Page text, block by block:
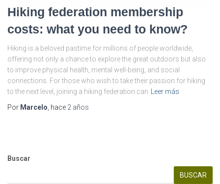
Hiking federation membership
costs: what you need to know?
Hiking is a beloved pastime for millions of people worldwide,
offering not only a chance to explore the great outdoors but also
to improve physical health, mental well-being, and social
connections. For those who wish to take their passion for hiking
to the next level, joining a hiking federation can
Leer más
Por Marcelo , hace 2 años
Buscar
BUSCAR